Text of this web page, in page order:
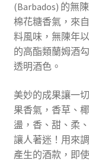
(Barbados) 的無
棉花糖香氣，來
料風味，無陳年
的高酯類蘭姆酒
透明酒色。
美妙的成果讓一
果香氣，香草、
盪，香、甜、柔
讓人著迷！用來
產生的酒款，即